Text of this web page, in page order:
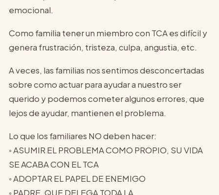
emocional.
Como familia tener un miembro con TCA es difícil y
genera frustración, tristeza, culpa, angustia, etc.
A veces, las familias nos sentimos desconcertadas
sobre como actuar para ayudar a nuestro ser
querido y podemos cometer algunos errores, que
lejos de ayudar, mantienen el problema.
Lo que los familiares NO deben hacer:
◦ ASUMIR EL PROBLEMA COMO PROPIO, SU VIDA
SE ACABA CON EL TCA
◦ ADOPTAR EL PAPEL DE ENEMIGO
◦ PADRE, QUE DELEGA TODA LA